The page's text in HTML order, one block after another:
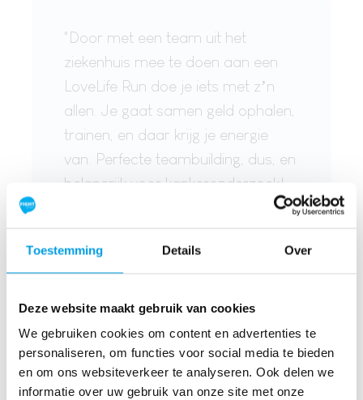
Toestemming Details Over
Deze website maakt gebruik van cookies
We gebruiken cookies om content en advertenties te
personaliseren, om functies voor social media te bieden
en om ons websiteverkeer te analyseren. Ook delen we
informatie over uw gebruik van onze site met onze
"Door met een team uit het
ziekenhuis mee te doen aan een
LoveLife Run doe je iets met z’n
allen. Je gaat samen geld ophalen,
trainen, en daar krijg je energie
van. Perfecte teambuilding, dus, en
belangrijk voor kankeronderzoek!
Amphia
"LoveLife Run was een prachtig
doel om naartoe te werken tijdens